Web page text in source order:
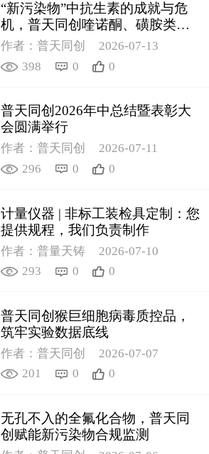
“新污染物”中抗生素的成就与危
机，普天同创喹诺酮、磺胺类质
控新品筑牢环境安全防线
作者：普天同创
2026-07-13
398
0 0
普天同创2026年中总结暨表彰大
会圆满举行
作者：普天同创
2026-07-11
296
0 0
计量仪器 | 非标工装检具定制：您
提供规程，我们负责制作
作者：普量天铸
2026-07-10
293
0 0
普天同创猴巨细胞病毒质控品，
筑牢实验数据底线
作者：普天同创
2026-07-07
201
0 0
无孔不入的全氟化合物，普天同
创赋能新污染物合规监测